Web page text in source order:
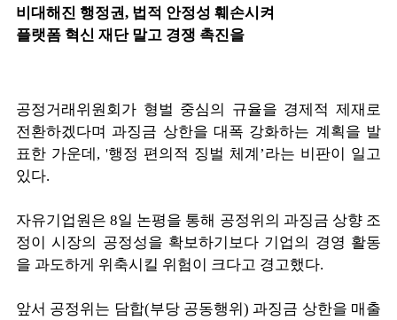
비대해진 행정권, 법적 안정성 훼손시켜
플랫폼 혁신 재단 말고 경쟁 촉진을
공정거래위원회가 형벌 중심의 규율을 경제적 제재로
전환하겠다며 과징금 상한을 대폭 강화하는 계획을 발
표한 가운데, '행정 편의적 징벌 체계’라는 비판이 일고
있다.
자유기업원은 8일 논평을 통해 공정위의 과징금 상향 조
정이 시장의 공정성을 확보하기보다 기업의 경영 활동
을 과도하게 위축시킬 위험이 크다고 경고했다.
앞서 공정위는 담합(부당 공동행위) 과징금 상한을 매출